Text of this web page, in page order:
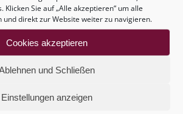
Klicken Sie auf „Alle akzeptieren“ um alle
und direkt zur Website weiter zu navigieren.
Cookies akzeptieren
Ablehnen und Schließen
Einstellungen anzeigen